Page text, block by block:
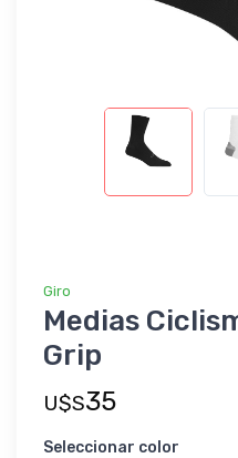
Giro
Medias
Grip
U$S35
Seleccionar color